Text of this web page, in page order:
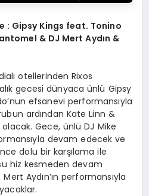
: Gipsy Kings feat. Tonino
& DJ Mert Aydın &
otellerinden Rixos
gecesi dünyaca ünlü Gipsy
efsanevi performansıyla
ardından Kate Linn &
Gece, ünlü DJ Mike
devam edecek ve
dolu bir karşılama ile
hiz kesmeden devam
Aydın’ın performansıyla